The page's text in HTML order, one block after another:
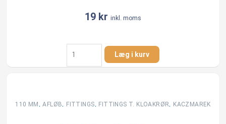
19 kr inkl. moms
Bøjning
110
mm
g
Læg i kurv
110 MM ,AFLØB, FITTINGS, FITTINGS T. KLOAKRØR, KACZMAREK